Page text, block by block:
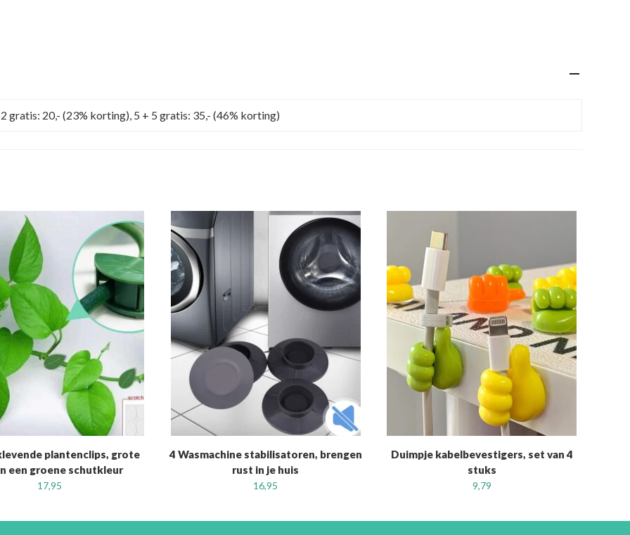
gratis: 20,- (23% korting), 5 + 5 gratis: 35,- (46% korting)
plantenclips, grote
een groene schutkleur
17,95
4 Wasmachine stabilisatoren, brengen
rust in je huis
16,95
Duimpje kabelbevestigers, set van 4
stuks
9,79